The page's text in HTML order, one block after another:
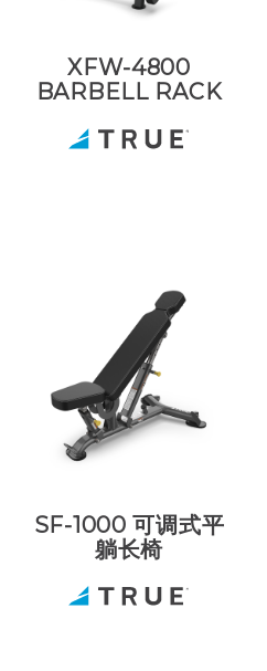
XFW-4800
BARBELL RACK
SF-1000 可调式平
躺长椅